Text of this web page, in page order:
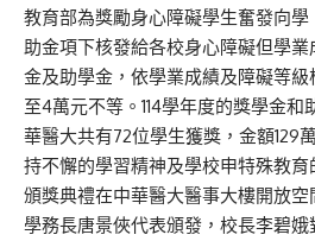
教育部為獎勵身心障礙學生奮發向
助金項下核發給各校身心障礙但學
金及助學金，依學業成績及障礙等級
至4萬元不等。114學年度的獎學金
華醫大共有72位學生獲獎，金額129
持不懈的學習精神及學校申特殊教育
頒獎典禮在中華醫大醫事大樓開放
學務長唐景俠代表頒發，校長李碧